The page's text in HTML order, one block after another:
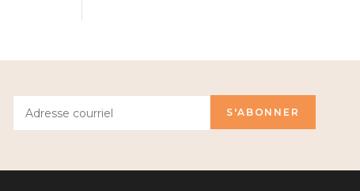
S'ABONNER